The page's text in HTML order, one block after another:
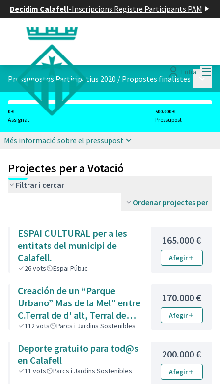
Decidim Calafell-Inscripcions Registre Participants PAM
Entra
Pressupostos Participatius 2020 / Propostes finalistes
0 €
Assignat
500.000 €
Pressupost
Més informació sobre el pressupost
Projectes per a Votació
Filtrar i cercar
Ordenar projectes per
ESPAI CULTURAL per a les
entitats del municipi de
Calafell.
26vots Espai Públic
165.000 €
Afegir
Creación de un “Parque
Urbano” Mas de la Mel" entre
C.Terral de d' alt, Terral de
Baix i de l' Est.
112vots Parcs i Jardins Sostenibles
170.000 €
Afegir
Deporte gratuito para tod@s
en Calafell
11 vots Parcs i Jardins Sostenibles
200.000 €
Afegir